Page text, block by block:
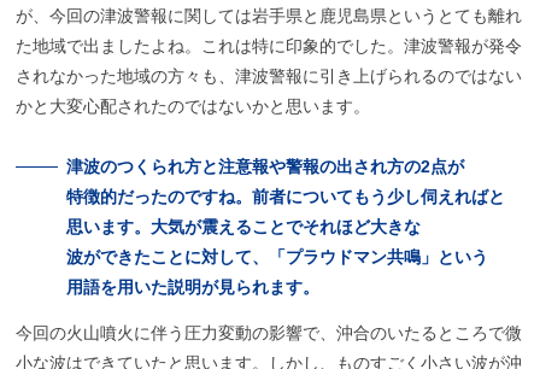
が、今回の津波警報に関しては岩手県と鹿児島県というとても離れ
た地域で出ましたよね。これは特に印象的でした。津波警報が発令
されなかった地域の方々も、津波警報に引き上げられるのではない
かと大変心配されたのではないかと思います。
津波のつくられ方と注意報や警報の出され方の2点が
特徴的だったのですね。 前者についてもう少し伺えればと
思います。 大気が震えることでそれほど大きな
波ができたことに対して、 「プラウドマン共鳴」 という
用語を用いた説明が見られます。
今回の火山噴火に伴う圧力変動の影響で、沖合のいたるところで微
小な波はできていたと思います。しかし、ものすごく小さい波が沖